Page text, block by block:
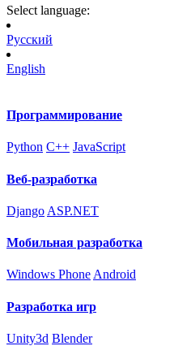
Select language:
Русский
English
Программирование
Python C++ JavaScript
Веб-разработка
Django ASP.NET
Мобильная разработка
Windows PhoneAndroid
Разработка игр
Unity3d Blender